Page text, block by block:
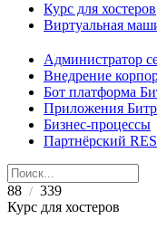
Курс для хостеров
Виртуальная
Администратор
Внедрение
Бот платформа
Приложения
Бизнес-процессы
Партнёрский
88 / 339
Курс для хостеров